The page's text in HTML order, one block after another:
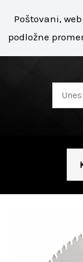
sadržaj
Poštovani,
podložne